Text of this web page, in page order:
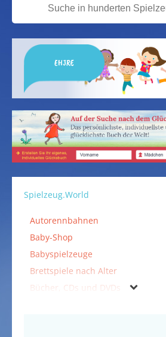
EHJRE
Spielzeug.World
Autorennbahnen
Baby-Shop
Babyspielzeuge
Brettspiele nach Alter
Bücher, CDs und DVDs